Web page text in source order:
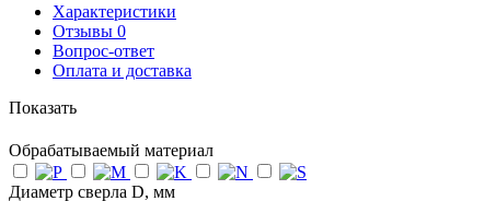
Характеристики
Отзывы 0
Вопрос-ответ
Оплата и доставка
Показать
Обрабатываемый материал
Диаметр сверла D, мм